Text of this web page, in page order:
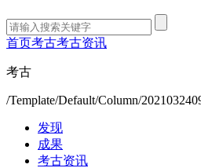
首页考古考古资讯
考古
/Template/Default/Column/
发现
成果
考古资讯